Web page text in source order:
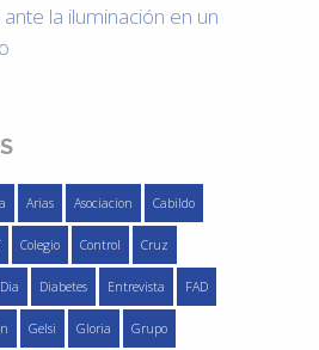
la iluminación en un
Arias Asociacion Cabildo
Colegio Control Cruz
Dia Diabetes Entrevista FAD
Gelsi Gloria Grupo